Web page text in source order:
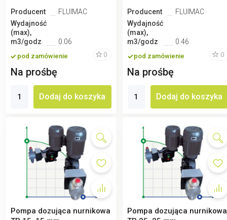
Producent
FLUIMAC
Wydajność
(max),
m3/godz
0.06
pod zamówienie 0
Na prośbę
Dodaj do koszyka
Producent
FLUIMAC
Wydajność
(max),
m3/godz
0.46
pod zamówienie 0
Na prośbę
Dodaj do koszyka
Pompa dozująca nurnikowa
Pompa dozująca nurnikowa